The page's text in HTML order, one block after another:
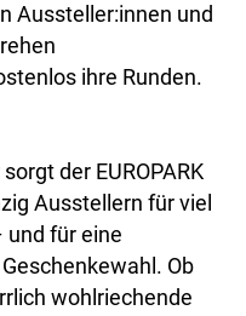
Aussteller:innen und
ihre Runden.
der EUROPARK
Ausstellern für viel
für eine
Ob
wohlriechende